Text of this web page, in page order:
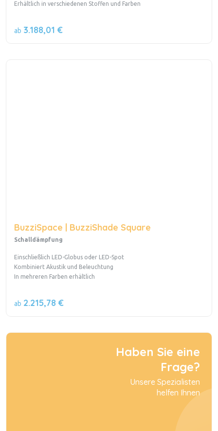
Erhältlich in verschiedenen Stoffen und Farben
ab 3.188,01 €
BuzziSpace | BuzziShade Square
Schalldämpfung
Einschließlich LED-Globus oder LED-Spot
Kombiniert Akustik und Beleuchtung
In mehreren Farben erhältlich
ab 2.215,78 €
Haben Sie eine
Frage?
Unsere Spezialisten
helfen Ihnen